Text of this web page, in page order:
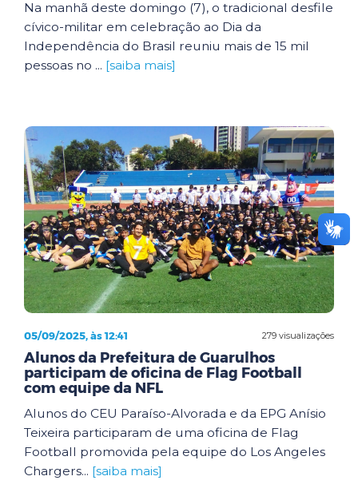
Na manhã deste domingo (7), o tradicional desfile
cívico-militar em celebração ao Dia da
Independência do Brasil reuniu mais de 15 mil
pessoas no ... [saiba mais]
279 visualizações
05/09/2025, às 12:41
Alunos da Prefeitura de Guarulhos
participam de oficina de Flag Football
com equipe da NFL
Alunos do CEU Paraíso-Alvorada e da EPG Anísio
Teixeira participaram de uma oficina de Flag
Football promovida pela equipe do Los Angeles
Chargers... [saiba mais]